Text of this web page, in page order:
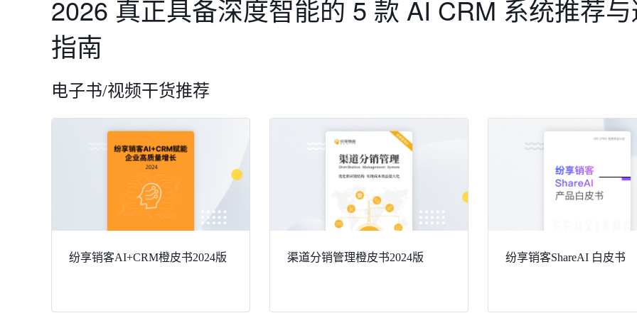
2026 真正具备深度智能的 5 款 AI CRM 系统推荐
指南
电子书/视频干货推荐
纷享销客AI+CRM橙皮书2024版 渠道分销管理橙皮书2024版 纷享销客ShareAI 白皮书